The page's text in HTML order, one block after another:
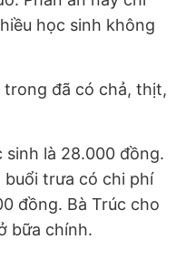
học sinh không
trong đã có chả, thịt,
sinh là 28.000 đồng.
trưa có chi phí
đồng. Bà Trúc cho
bữa chính.